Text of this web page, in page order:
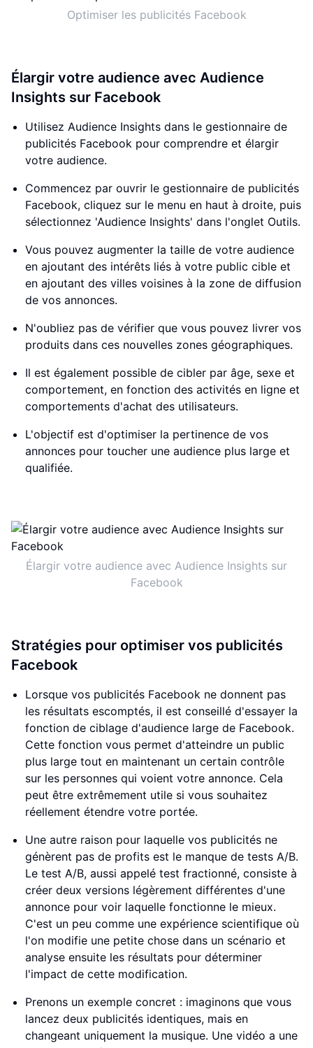
Optimiser les publicités Facebook
Élargir votre audience avec Audience
Insights sur Facebook
Utilisez Audience Insights dans le gestionnaire de
publicités Facebook pour comprendre et élargir
votre audience.
Commencez par ouvrir le gestionnaire de publicités
Facebook, cliquez sur le menu en haut à droite, puis
sélectionnez 'Audience Insights' dans l'onglet Outils.
Vous pouvez augmenter la taille de votre audience
en ajoutant des intérêts liés à votre public cible et
en ajoutant des villes voisines à la zone de diffusion
de vos annonces.
N'oubliez pas de vérifier que vous pouvez livrer vos
produits dans ces nouvelles zones géographiques.
Il est également possible de cibler par âge, sexe et
comportement, en fonction des activités en ligne et
comportements d'achat des utilisateurs.
L'objectif est d'optimiser la pertinence de vos
annonces pour toucher une audience plus large et
qualifiée.
Élargir votre audience avec Audience Insights sur
Facebook
Stratégies pour optimiser vos publicités
Facebook
Lorsque vos publicités Facebook ne donnent pas
les résultats escomptés, il est conseillé d'essayer la
fonction de ciblage d'audience large de Facebook.
Cette fonction vous permet d'atteindre un public
plus large tout en maintenant un certain contrôle
sur les personnes qui voient votre annonce. Cela
peut être extrêmement utile si vous souhaitez
réellement étendre votre portée.
Une autre raison pour laquelle vos publicités ne
génèrent pas de profits est le manque de tests A/B.
Le test A/B, aussi appelé test fractionné, consiste à
créer deux versions légèrement différentes d'une
annonce pour voir laquelle fonctionne le mieux.
C'est un peu comme une expérience scientifique où
l'on modifie une petite chose dans un scénario et
analyse ensuite les résultats pour déterminer
l'impact de cette modification.
Prenons un exemple concret : imaginons que vous
lancez deux publicités identiques, mais en
changeant uniquement la musique. Une vidéo a une